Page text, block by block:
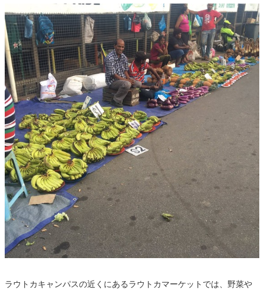
ラウトカキャンパスの近くにあるラウトカマーケットでは、野菜や